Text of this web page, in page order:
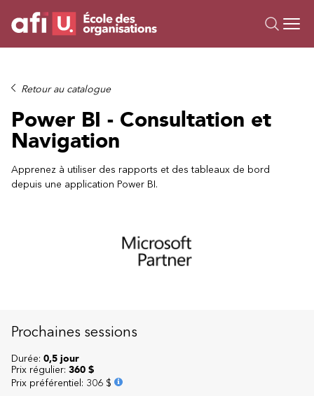
Formations
Campus IA
Sur mesure
À propos
Ressources
Retour au catalogue
Power BI - Consultation et
Navigation
Apprenez à utiliser des rapports et des tableaux de bord
depuis une application Power BI.
Prochaines sessions
Durée: 0,5 jour
Prix régulier: 360 $
Prix préférentiel : 306 $